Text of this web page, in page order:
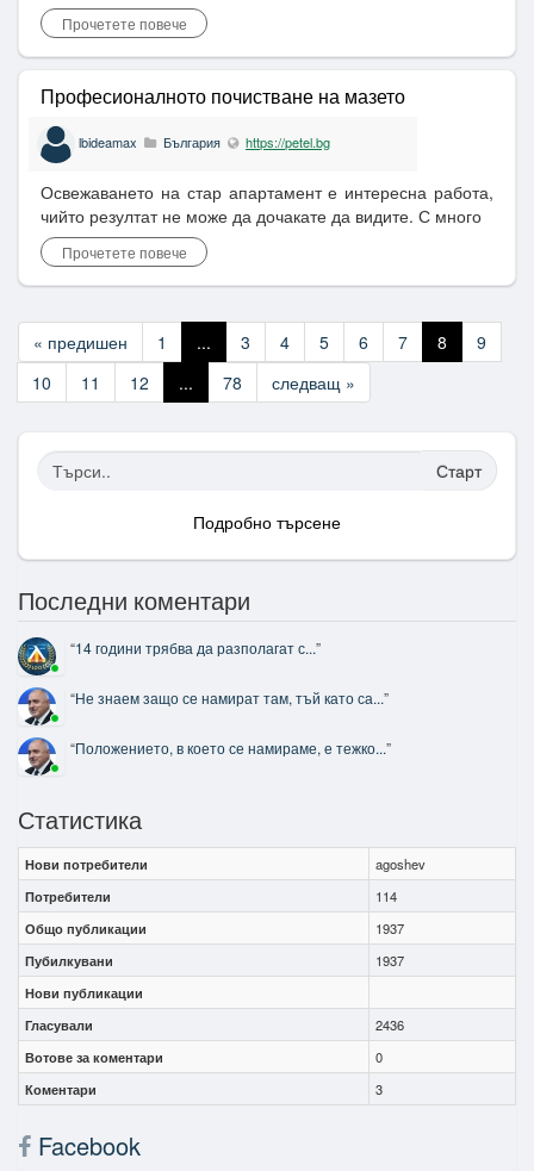
Прочетете повече
Професионалното почистване на мазето
lbideamax България https://petel.bg
Освежаването на стар апартамент е интересна работа,
чийто резултат не може да дочакате да видите. С много
Прочетете повече
« предишен 1 ... 3 4 5 6 7 8
9
10
11 12 ... 78 следващ »
Старт
Подробно търсене
Последни коментари
“14 години трябва да разполагат с...”
“Не знаем защо се намират там, тъй като са...”
“Положението, в което се намираме, е тежко...”
Статистика
Нови потребители
agoshev
Потребители
114
Общо публикации
1937
Пубилкувани
1937
Нови публикации
Гласували
2436
Вотове за коментари
0
Коментари
3
Facebook